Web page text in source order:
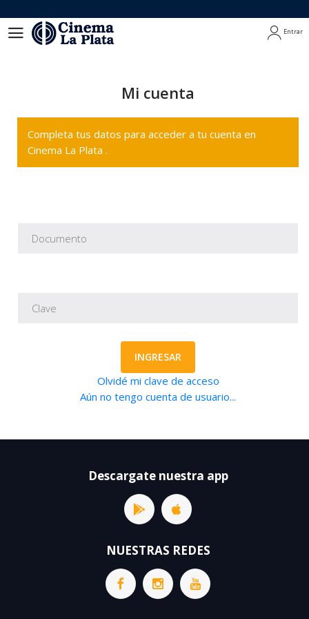
Entrar
Mi cuenta
Completa tus datos para acceder a tu cuenta en
Cinema La Plata .
INGRESAR
Olvidé mi clave de acceso
Aún no tengo cuenta de usuario...
Descargate nuestra app
NUESTRAS REDES